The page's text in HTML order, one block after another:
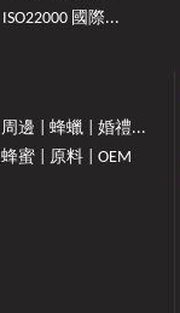
ISO22000 國際...
周邊 | 蜂蠟 | 婚禮...
蜂蜜 | 原料 | OEM